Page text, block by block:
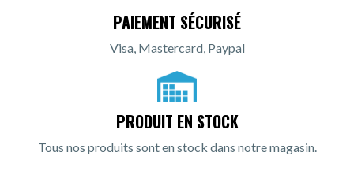
PAIEMENT SÉCURISÉ
Visa, Mastercard, Paypal
PRODUIT EN STOCK
Tous nos produits sont en stock dans notre magasin.